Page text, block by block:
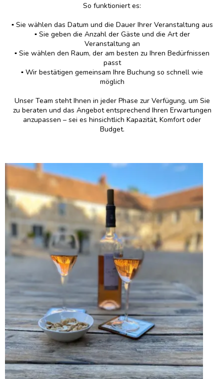
So funktioniert es:
▪️ Sie wählen das Datum und die Dauer Ihrer Veranstaltung aus
▪️ Sie geben die Anzahl der Gäste und die Art der
Veranstaltung an
▪️ Sie wählen den Raum, der am besten zu Ihren Bedürfnissen
passt
▪️ Wir bestätigen gemeinsam Ihre Buchung so schnell wie
möglich
Unser Team steht Ihnen in jeder Phase zur Verfügung, um Sie
zu beraten und das Angebot entsprechend Ihren Erwartungen
anzupassen – sei es hinsichtlich Kapazität, Komfort oder
Budget.